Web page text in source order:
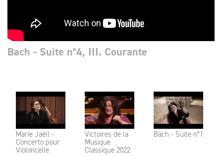
Marie Jaëll -
Concerto pour
Violoncelle
Victoires de la
Musique
Classique 2022
Bach - Suite n°1
Bach - Suite n°4, III. Courante